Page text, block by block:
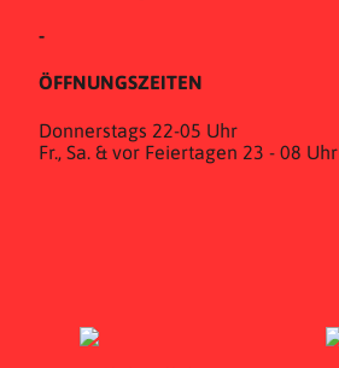
-
ÖFFNUNGSZEITEN
Donnerstags 22-05 Uhr
Fr., Sa. & vor Feiertagen 23 - 08 Uhr